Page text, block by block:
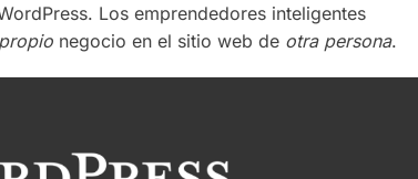
Los emprendedores inteligentes
negocio en el sitio web de otra persona.